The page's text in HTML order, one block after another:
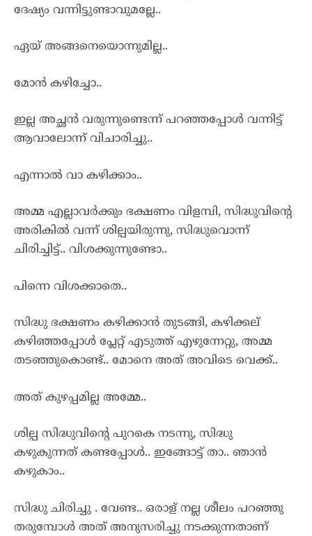
ദേഷ്യം വന്നിട്ടുണ്ടാവുമല്ലേ..
ഏയ്‌ അങ്ങനെയൊന്നുമില്ല..
മോൻ കഴിച്ചോ..
ഇല്ല അച്ഛൻ വരുന്നുണ്ടെന്ന് പറഞ്ഞപ്പോൾ വന്നിട്ട്
ആവാലോന്ന് വിചാരിച്ചു..
എന്നാൽ വാ കഴിക്കാം..
അമ്മ എല്ലാവർക്കും ഭക്ഷണം വിളമ്പി, സിദ്ധുവിന്റെ
അരികിൽ വന്ന് ശില്പയിരുന്നു, സിദ്ധുവൊന്ന്
ചിരിച്ചിട്ട്.. വിശക്കുന്നുണ്ടോ..
പിന്നെ വിശക്കാതെ..
സിദ്ധു ഭക്ഷണം കഴിക്കാൻ തുടങ്ങി, കഴിക്കല്
കഴിഞ്ഞപ്പോൾ പ്ലേറ്റ് എടുത്ത് എഴുന്നേറ്റു, അമ്മ
തടഞ്ഞുകൊണ്ട്.. മോനെ അത്‌ അവിടെ വെക്ക്..
അത്‌ കുഴപ്പമില്ല അമ്മേ..
ശില്പ സിദ്ധുവിന്റെ പുറകെ നടന്നു, സിദ്ധു
കഴുകുന്നത് കണ്ടപ്പോൾ.. ഇങ്ങോട്ട് താ.. ഞാൻ
കഴുകാം..
സിദ്ധു ചിരിച്ചു . വേണ്ട.. ഒരാള് നല്ല ശീലം പറഞ്ഞു
തരുമ്പോൾ അത്‌ അനുസരിച്ചു നടക്കുന്നതാണ്